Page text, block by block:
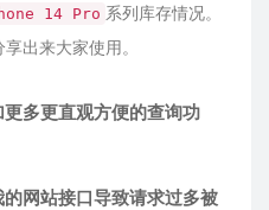
14 Pro 系列库存情况。
出来大家使用。
多更直观方便的查询功
网站接口导致请求过多被